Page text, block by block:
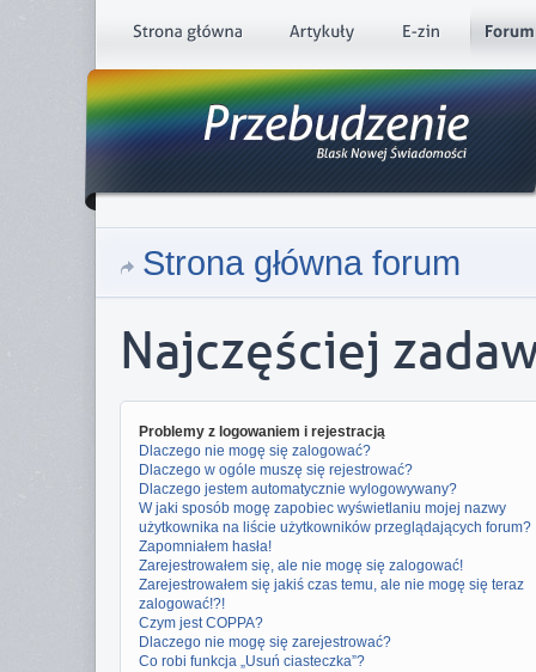
Strona główna forum
Najczęściej
Problemy z logowaniem i rejestracją
Dlaczego nie mogę się zalogować?
Dlaczego w ogóle muszę się rejestrować?
Dlaczego jestem automatycznie wylogowywany?
W jaki sposób mogę zapobiec wyświetlaniu mojej nazwy
użytkownika na liście użytkowników przeglądających forum?
Zapomniałem hasła!
Zarejestrowałem się, ale nie mogę się zalogować!
Zarejestrowałem się jakiś czas temu, ale nie mogę się teraz
zalogować!?!
Czym jest COPPA?
Dlaczego nie mogę się zarejestrować?
Co robi funkcja „Usuń ciasteczka”?